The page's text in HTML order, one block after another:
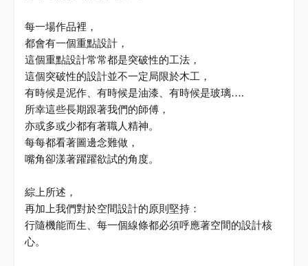
每一場作品裡，
都會有一個重點設計，
這個重點設計常常都是突破性的工法，
這個突破性的設計並不一定局限於木工，
有時候是泥作、有時候是油漆、有時候是玻璃….
所幸這些長期跟著我們的師傅，
亦或多或少都有著職人精神。
每每都看著圖邊念難做，
嘴角卻漾著躍躍欲試的角度。
綜上所述，
再加上我們對於空間設計的原則堅持：
行隨機能而生、每一個線條都必須呼應著空間的設計核
心。